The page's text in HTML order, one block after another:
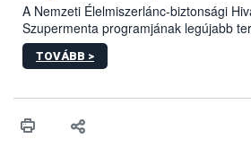
A Nemzeti Élelmiszerlánc-biztonsági
Szupermenta programjának legújabb
körömvirág-vetőmagokra fókuszált. A
szakemberek 16 kereskedelmi
meg a jogszabályi előírásoknak, egy
felügyelők mind a négy esetben eljárást
TOVÁBB >